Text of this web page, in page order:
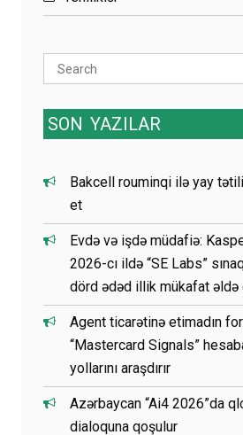
Search
for:
SON YAZILAR
Bakcell rouminqi ilə yay
et
Evdə və işdə müdafiə:
2026-cı ildə “SE Labs”
dörd ədəd illik mükafat əldə
Agent ticarətinə etimadın
“Mastercard Signals”
yollarını araşdırır
Azərbaycan “Ai4 2026”da
dialoquna qoşulur